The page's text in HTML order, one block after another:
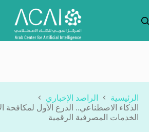
المحتوى
الرئيسية
الراصد الإخباري
الذكاء الاصطناعي.. الدرع الأول لمكافحة
الخدمات المصرفية الرقمية